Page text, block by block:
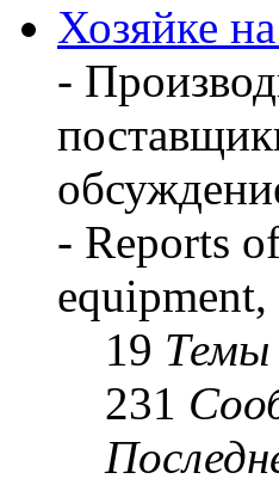
Хозяйке
-
- Reports
19 Темы
231